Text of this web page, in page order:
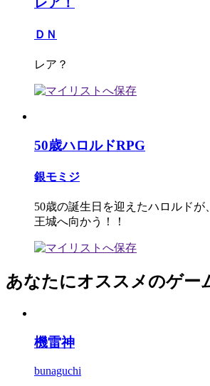
ＤＮ
レア？
50歳ハロルドRPG
銀モミジ
50歳の誕生日を迎えたハロルドが
王城へ向かう！！
あなたにオススメのゲー
機雷神
bunaguchi